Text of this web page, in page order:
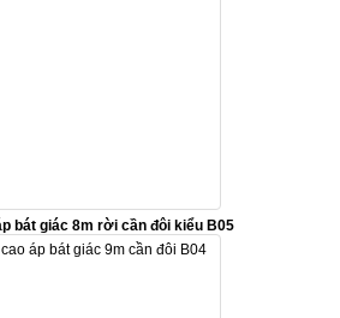
bát giác 8m rời cần đôi kiểu B05